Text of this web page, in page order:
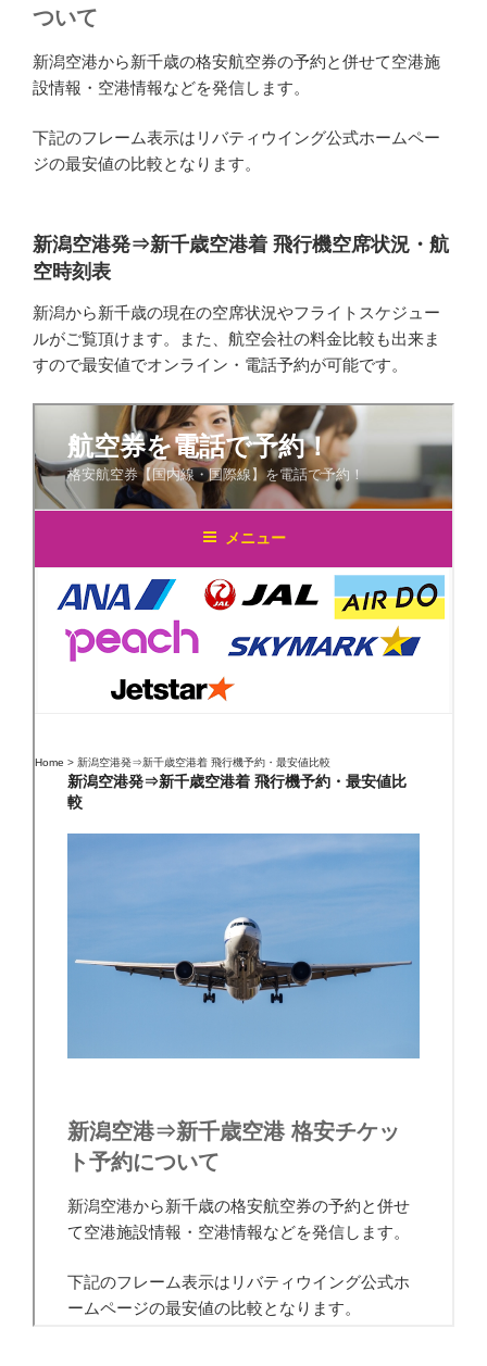
ついて
新潟空港から新千歳の格安航空券の予約と併せて空港施
設情報・空港情報などを発信します。
下記のフレーム表示はリバティウイング公式ホームペー
ジの最安値の比較となります。
新潟空港発⇒新千歳空港着 飛行機空席状況・航
空時刻表
新潟から新千歳の現在の空席状況やフライトスケジュー
ルがご覧頂けます。また、航空会社の料金比較も出来ま
すので最安値でオンライン・電話予約が可能です。